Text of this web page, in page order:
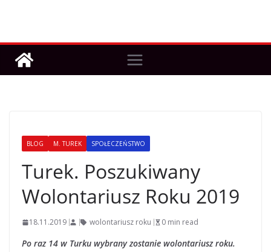
BLOG M. TUREK SPOŁECZEŃSTWO
Turek. Poszukiwany
Wolontariusz Roku 2019
18.11.2019 wolontariusz roku 0 min read
Po raz 14 w Turku wybrany zostanie wolontariusz roku.